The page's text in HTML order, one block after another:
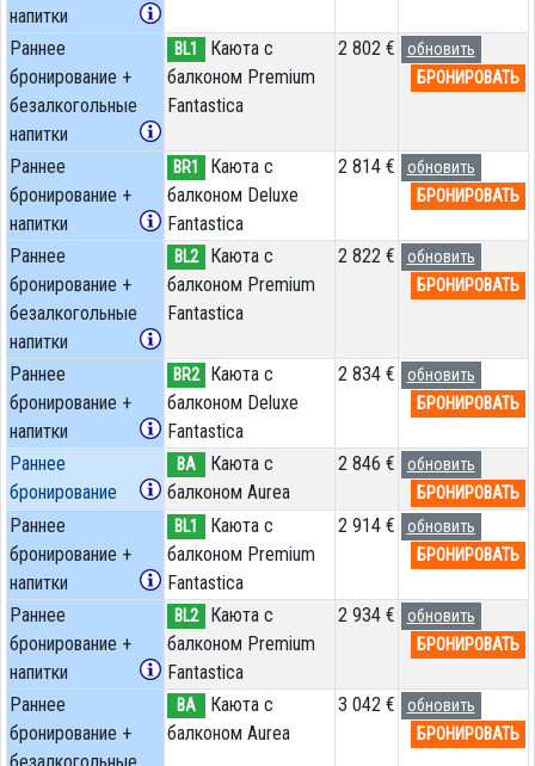
напитки
Раннее
бронирование +
безалкогольные
напитки
BL1
Каюта с
балконом Premium
Fantastica
2 802 €
обновить
БРОНИРОВАТЬ
Раннее
бронирование +
напитки
BR1
Каюта с
балконом Deluxe
Fantastica
2 814 €
обновить
БРОНИРОВАТЬ
Раннее
бронирование +
безалкогольные
напитки
BL2
Каюта с
балконом Premium
Fantastica
2 822 €
обновить
БРОНИРОВАТЬ
Раннее
бронирование +
напитки
BR2
Каюта с
балконом Deluxe
Fantastica
2 834 €
обновить
БРОНИРОВАТЬ
Раннее
бронирование
BA
Каюта с
балконом Aurea
2 846 €
обновить
БРОНИРОВАТЬ
Раннее
бронирование +
напитки
BL1
Каюта с
балконом Premium
Fantastica
2 914 €
обновить
БРОНИРОВАТЬ
Раннее
бронирование +
напитки
BL2
Каюта с
балконом Premium
Fantastica
2 934 €
обновить
БРОНИРОВАТЬ
Раннее
бронирование +
безалкогольные
BA
Каюта с
балконом Aurea
3 042 €
обновить
БРОНИРОВАТЬ